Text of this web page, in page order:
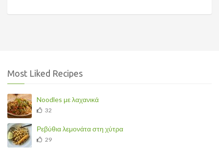
Most Liked Recipes
Noodles με λαχανικά
32
Ρεβύθια λεμονάτα στη χύτρα
29